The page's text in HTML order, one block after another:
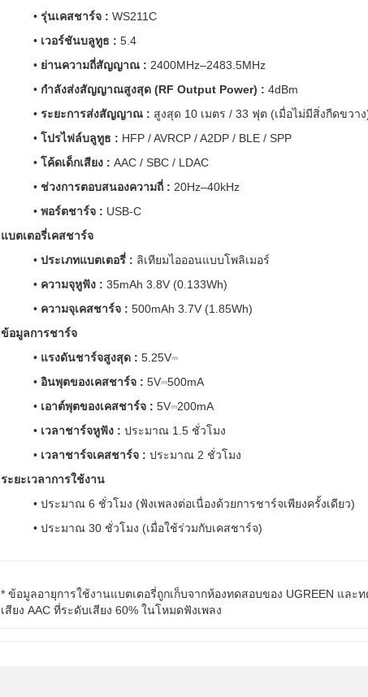
•รุ่นเคสชาร์จ : WS211C
• เวอร์ชันบลูทูธ : 5.4
• ย่านความถี่สัญญาณ : 2400MHz–2483.5MHz
• กำลังส่งสัญญาณสูงสุด (RF Output Power) : 4dBm
•ระยะการส่งสัญญาณ : สูงสุด 10 เมตร / 33 ฟุต (เมื่อไม่มีสิ่งกีดขวา
•โปรไฟล์บลูทูธ : HFP / AVRCP / A2DP / BLE / SPP
•โค้ดเด็กเสียง : AAC / SBC / LDAC
• ช่วงการตอบสนองความถี่ : 20Hz–40kHz
•พอร์ตชาร์จ : USB-C
แบตเตอรี่เคสชาร์จ
•ประเภทแบตเตอรี่ : ลิเทียมไอออนแบบโพลิเมอร์
• ความจุหูฟัง : 35mAh 3.8V (0.133Wh)
• ความจุเคสชาร์จ : 500mAh 3.7V (1.85Wh)
ข้อมูลการชาร์จ
• แรงดันชาร์จสูงสุด : 5.25V⎓
•อินพุตของเคสชาร์จ : 5V⎓500mA
• เอาต์พุตของเคสชาร์จ : 5V⎓200mA
• เวลาชาร์จหูฟัง : ประมาณ 1.5 ชั่วโมง
• เวลาชาร์จเคสชาร์จ : ประมาณ 2 ชั่วโมง
ระยะเวลาการใช้งาน
• ประมาณ 6 ชั่วโมง (ฟังเพลงต่อเนื่องด้วยการชาร์จเพียงครั้งเดียว)
• ประมาณ 30 ชั่วโมง (เมื่อใช้ร่วมกับเคสชาร์จ)
* ข้อมูลอายุการใช้งานแบตเตอรี่ถูกเก็บจากห้องทดสอบของ UGREEN และ
เสียง AAC ที่ระดับเสียง 60% ในโหมดฟังเพลง